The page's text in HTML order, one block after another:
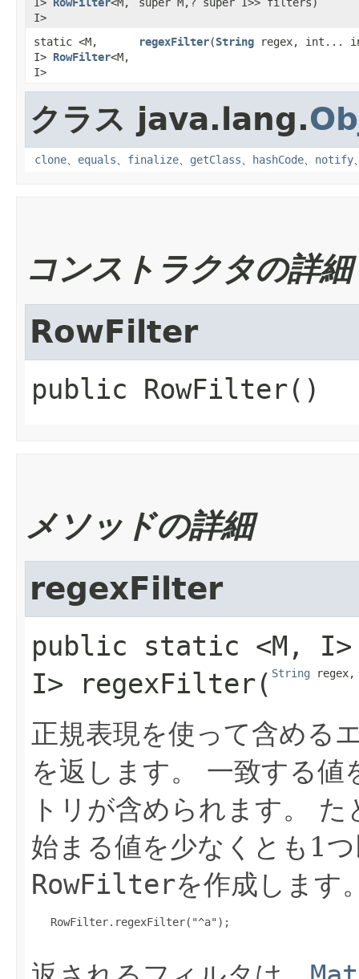
I> RowFilter<M,​
I>
super M,​? super I>> filters)
static <M,​
I> RowFilter<M,​
I>
regexFilter​(String regex, int...
クラス java.lang.
clone、 equals、 finalize、 getClass、 hashCode、 notify
コンストラクタの詳細
RowFilter
public RowFilter()
メソッドの詳細
regexFilter
public static <M,​ I>
I>
regexFilter​( String
正規表現を使って含める
を返します。
一致する値
トリが含められます。
た
始まる値を少なくとも1
RowFilterを作成します
   RowFilter.regexFilter("^a");